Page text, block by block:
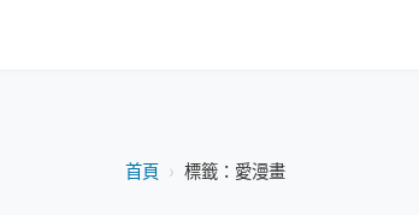
首頁 › 標籤：愛漫畫